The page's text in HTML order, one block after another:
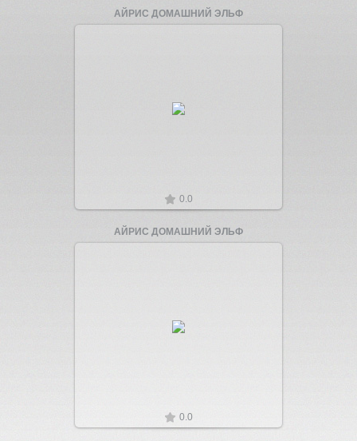
АЙРИС ДОМАШНИЙ ЭЛЬФ
Увеличить
0.0
АЙРИС ДОМАШНИЙ ЭЛЬФ
Увеличить
0.0